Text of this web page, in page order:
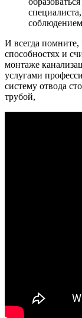
И всегда
способностях и
монтаже
услугами
систему отвода
трубой,